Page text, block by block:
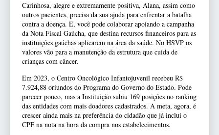
Carinhosa, alegre e extremamente positiva, Alana, assim como
outros pacientes, precisa da sua ajuda para enfrentar a batalha
contra a doença. E, você pode colaborar apoiando a campanha
da Nota Fiscal Gaúcha, que destina recursos financeiros para as
instituições gaúchas aplicarem na área da saúde. No HSVP os
valores vão para a manutenção da estrutura que cuida de
crianças com câncer.
Em 2023, o Centro Oncológico Infantojuvenil recebeu R$
7.924,88 oriundos do Programa do Governo do Estado. Pode
parecer pouco, mas a Instituição subiu 169 posições no ranking
das entidades com mais doadores cadastrados. A meta, agora, é
crescer ainda mais na preferência do cidadão que já inclui o
CPF na nota na hora da compra nos estabelecimentos.